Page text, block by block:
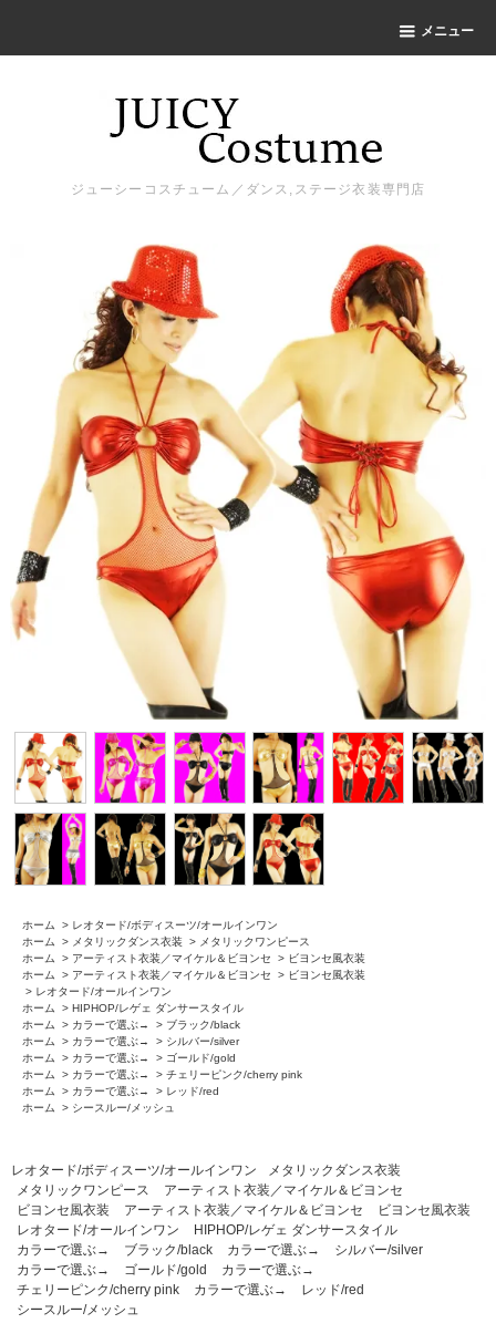
メニュー
ジューシーコスチューム／ダンス,ステージ衣装専門店
ホーム > レオタード/ボディスーツ/オールインワン
ホーム
> メタリックダンス衣装 > メタリックワンピース
ホーム
> アーティスト衣装／マイケル＆ビヨンセ > ビヨンセ風衣装
ホーム
> アーティスト衣装／マイケル＆ビヨンセ > ビヨンセ風衣装
> レオタード/オールインワン
ホーム
> HIPHOP/レゲェ ダンサースタイル
ホーム
> カラーで選ぶ→ > ブラック/black
ホーム
> カラーで選ぶ→ > シルバー/silver
ホーム
> カラーで選ぶ→ > ゴールド/gold
ホーム
> カラーで選ぶ→ > チェリーピンク/cherry pink
ホーム
> カラーで選ぶ→ > レッド/red
ホーム
> シースルー/メッシュ
レオタード/ボディスーツ/オールインワン
メタリックダンス衣装
メタリックワンピース
アーティスト衣装／マイケル＆ビヨンセ
ビヨンセ風衣装
アーティスト衣装／マイケル＆ビヨンセ
ビヨンセ風衣装
レオタード/オールインワン
HIPHOP/レゲェ ダンサースタイル
カラーで選ぶ→
ブラック/black カラーで選ぶ→
シルバー/silver
カラーで選ぶ→
ゴールド/gold
カラーで選ぶ→
チェリーピンク/cherry pink
カラーで選ぶ→
レッド/red
シースルー/メッシュ